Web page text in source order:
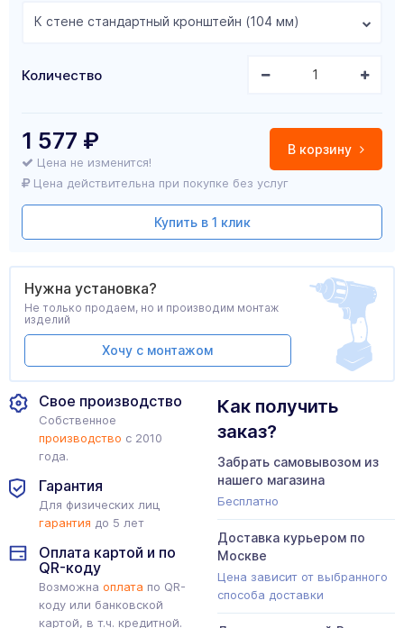
К стене стандартный кронштейн (104 мм)
Количество
В корзину
1 577 ₽
Цена не изменится!
Цена действительна при покупке без услуг
Купить в 1 клик
Свое производство
Собственное
производство с 2010
года.
Гарантия
Для физических лиц
гарантия до 5 лет
Оплата картой и по
QR-коду
Возможна оплата по QR-
коду или банковской
картой, в т.ч. кредитной.
Как получить
заказ?
Забрать самовывозом из
нашего магазина
Бесплатно
Доставка курьером по
Москве
Цена зависит от выбранного
способа доставки
Нужна установка?
Не только продаем, но и производим монтаж
изделий
Хочу с монтажом